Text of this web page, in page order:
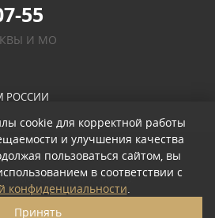
55
И МО
РОССИИ
МАГАЗИН СВЕТИЛЬНИКОВ.
cookie для корректной работы
и улучшения качества
пользоваться сайтом, вы
в соответствии с
конфиденциальности.
Принять